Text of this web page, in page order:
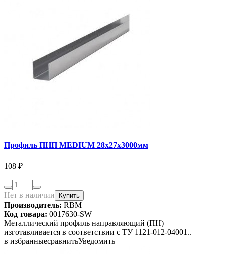
Профиль ПНП MEDIUM 28х27х3000мм
108 ₽
Нет в наличии Купить
Производитель: RBM
Код товара: 0017630-SW
Металлический профиль направляющий (ПН)
изготавливается в соответствии с ТУ 1121-012-04001..
в избранныесравнитьУведомить